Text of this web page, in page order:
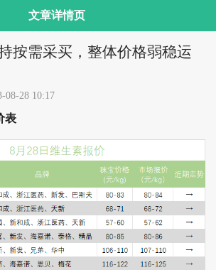
文章详情页
按需采买，整体价格弱稳运
08-28 10:17
表